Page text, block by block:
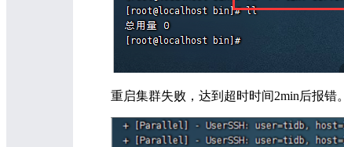
重启集群失败，达到超时时间2min后报错。